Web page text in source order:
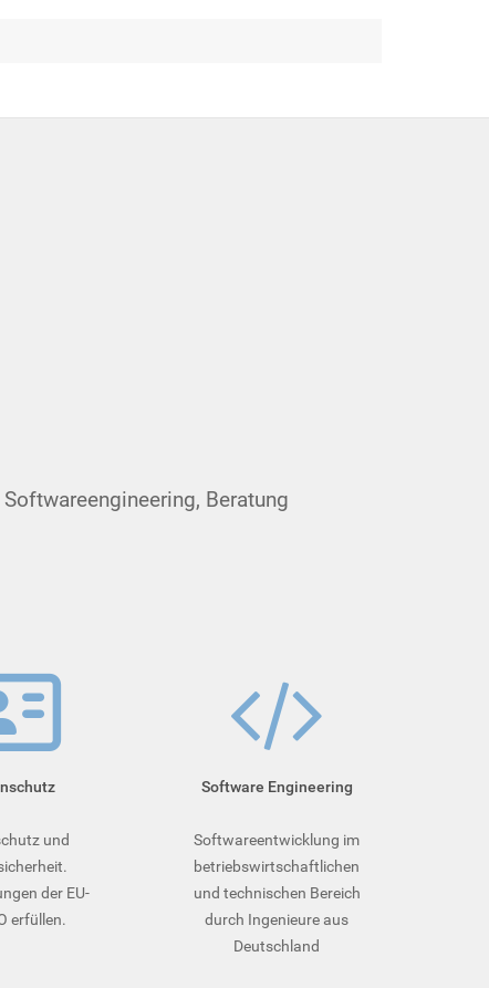
Beratung
und
der EU-
erfüllen.
Soft­ware­ Engineering
Softwareentwicklung im
betriebswirtschaftlichen
und technischen Bereich
durch Ingenieure aus
Deutschland